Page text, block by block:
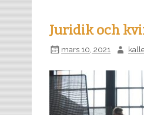
Juridik och
mars 10, 2021